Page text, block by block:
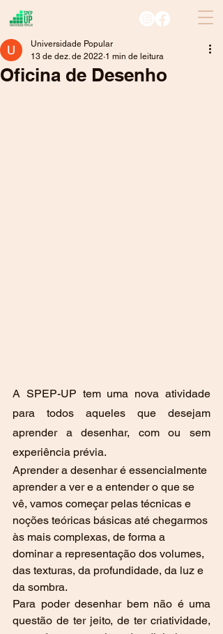
Oficina de Desenho
Universidade Popular
13 de dez. de 2022 1 min de leitura
A SPEP-UP tem uma nova atividade
para todos aqueles que desejam
aprender a desenhar, com ou sem
experiência prévia.
Aprender a desenhar é essencialmente
aprender a ver e a entender o que se
vê, vamos começar pelas técnicas e
noções teóricas básicas até chegarmos
às mais complexas, de forma a
dominar a representação dos volumes,
das texturas, da profundidade, da luz e
da sombra.
Para poder desenhar bem não é uma
questão de ter jeito, de ter criatividade,